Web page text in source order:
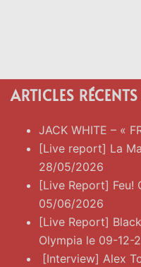
ARTICLES RÉCENTS
JACK WHITE – «
[Live report] La
28/05/2026
[Live Report] Feu!
05/06/2026
[Live Report]
Olympia le 09-12-
[Interview] Alex